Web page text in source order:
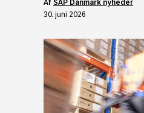
af SAP Danmark nyheder
30. juni 2026